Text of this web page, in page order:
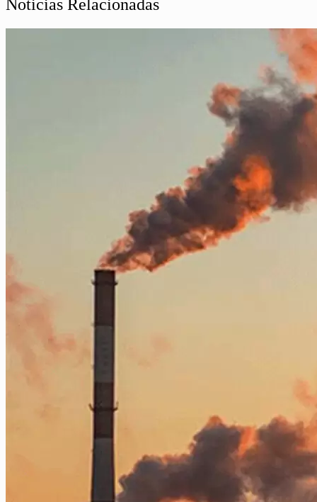
Noticias Relacionadas